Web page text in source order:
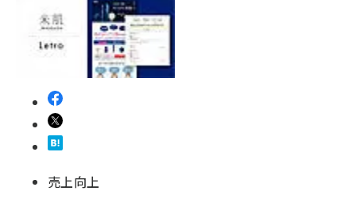
売上向上